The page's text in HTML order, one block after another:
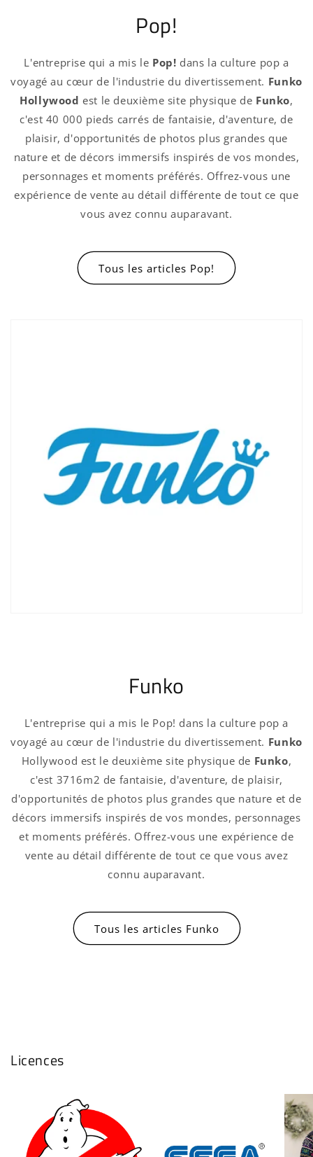
Pop!
L'entreprise qui a mis le Pop! dans la culture pop a
voyagé au cœur de l'industrie du divertissement. Funko
Hollywood est le deuxième site physique de Funko,
c'est 40 000 pieds carrés de fantaisie, d'aventure, de
plaisir, d'opportunités de photos plus grandes que
nature et de décors immersifs inspirés de vos mondes,
personnages et moments préférés. Offrez-vous une
expérience de vente au détail différente de tout ce que
vous avez connu auparavant.
Tous les articles Pop!
Funko
L'entreprise qui a mis le Pop! dans la culture pop a
voyagé au cœur de l'industrie du divertissement. Funko
Hollywood est le deuxième site physique de Funko,
c'est 3716m2 de fantaisie, d'aventure, de plaisir,
d'opportunités de photos plus grandes que nature et de
décors immersifs inspirés de vos mondes, personnages
et moments préférés. Offrez-vous une expérience de
vente au détail différente de tout ce que vous avez
connu auparavant.
Tous les articles Funko
Licences
Connectez-vous à votre compte pour ajouter
des produits à votre liste de souhaits et